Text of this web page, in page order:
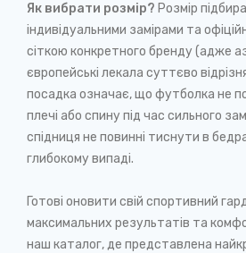
Як вибрати розмір? Розмір
індивідуальними замірами та
сіткою конкретного бренду (адже
європейські лекала суттєво
посадка означає, що футболка не
плечі або спину під час сильного
спідниця не повинні тиснути в
глибокому випаді.
Готові оновити свій спортивний
максимальних результатів та
наш каталог, де представлена